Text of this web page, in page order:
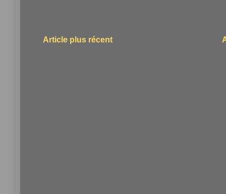
Article plus récent